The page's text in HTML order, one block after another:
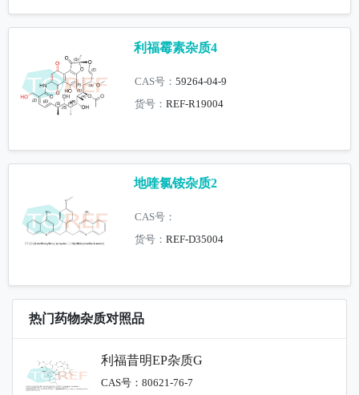
利福霉素杂质4
CAS号：59264-04-9
货号：REF-R19004
地喹氯铵杂质2
CAS号：
货号：REF-D35004
热门药物杂质对照品
利福昔明EP杂质G
CAS号：80621-76-7